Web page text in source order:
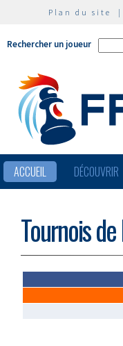
Plan du site
Rechercher un joueur
ACCUEIL DÉCOUVRIR
Tournois